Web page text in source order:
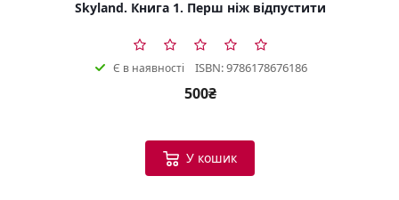
Skyland. Книга 1. Перш ніж відпустити
Є в наявності ISBN: 9786178676186
500₴
У кошик